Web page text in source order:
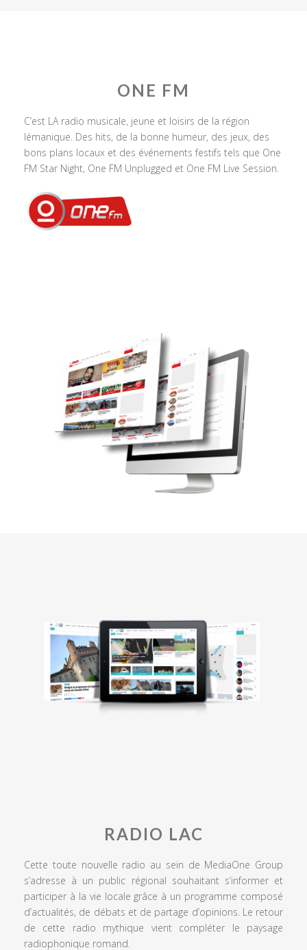
ONE FM
C’est LA radio musicale, jeune et loisirs de la région
lémanique. Des hits, de la bonne humeur, des jeux, des
bons plans locaux et des événements festifs tels que One
FM Star Night, One FM Unplugged et One FM Live Session.
RADIO LAC
Cette toute nouvelle radio au sein de MediaOne Group
s’adresse à un public régional souhaitant s’informer et
participer à la vie locale grâce à un programme composé
d’actualités, de débats et de partage d’opinions. Le retour
de cette radio mythique vient compléter le paysage
radiophonique romand.